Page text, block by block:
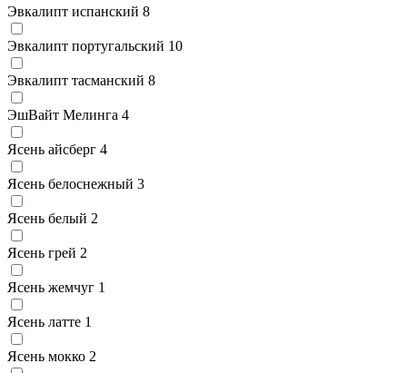
Эвкалипт испанский 8
Эвкалипт португальский 10
Эвкалипт тасманский 8
ЭшВайт Мелинга 4
Ясень айсберг 4
Ясень белоснежный 3
Ясень белый 2
Ясень грей 2
Ясень жемчуг 1
Ясень латте 1
Ясень мокко 2